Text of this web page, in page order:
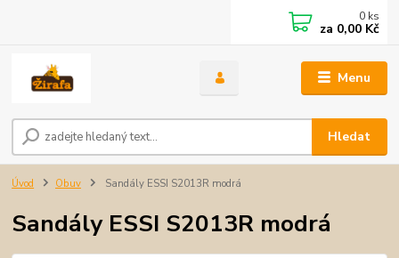
Menu
Hledat
0 ks
za 0,00 Kč
Úvod Obuv Sandály ESSI S2013R modrá
Sandály ESSI S2013R modrá